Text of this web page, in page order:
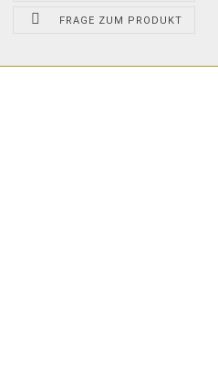
FRAGE ZUM PRODUKT